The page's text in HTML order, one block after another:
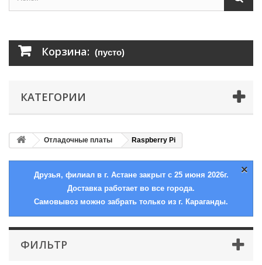
Корзина: (пусто)
КАТЕГОРИИ
Отладочные платы Raspberry Pi
×
Друзья, филиал в г. Астане закрыт с 25 июня 2026г.
Доставка работает во все города.
Самовывоз можно забрать только из г. Караганды.
ФИЛЬТР